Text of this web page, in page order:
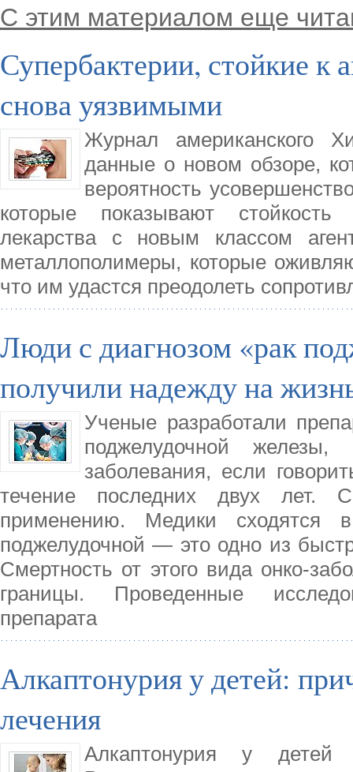
С этим материалом еще
Супербактерии, стойкие к
снова уязвимыми
Журнал американского
данные о новом обзоре,
вероятность
которые показывают
лекарства с новым классом
металлополимеры, которые
что им удастся преодолеть
Люди с диагнозом «рак
получили надежду на
Ученые разработали
поджелудочной
заболевания, если
течение последних двух лет.
применению. Медики
поджелудочной — это одно из
Смертность от этого вида онко-
границы. Проведенные
препарата
Алкаптонурия у детей:
лечения
Алкаптонурия у детей